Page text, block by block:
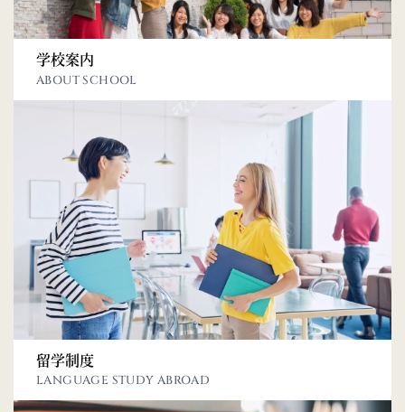
学校案内
ABOUT SCHOOL
留学制度
LANGUAGE STUDY ABROAD